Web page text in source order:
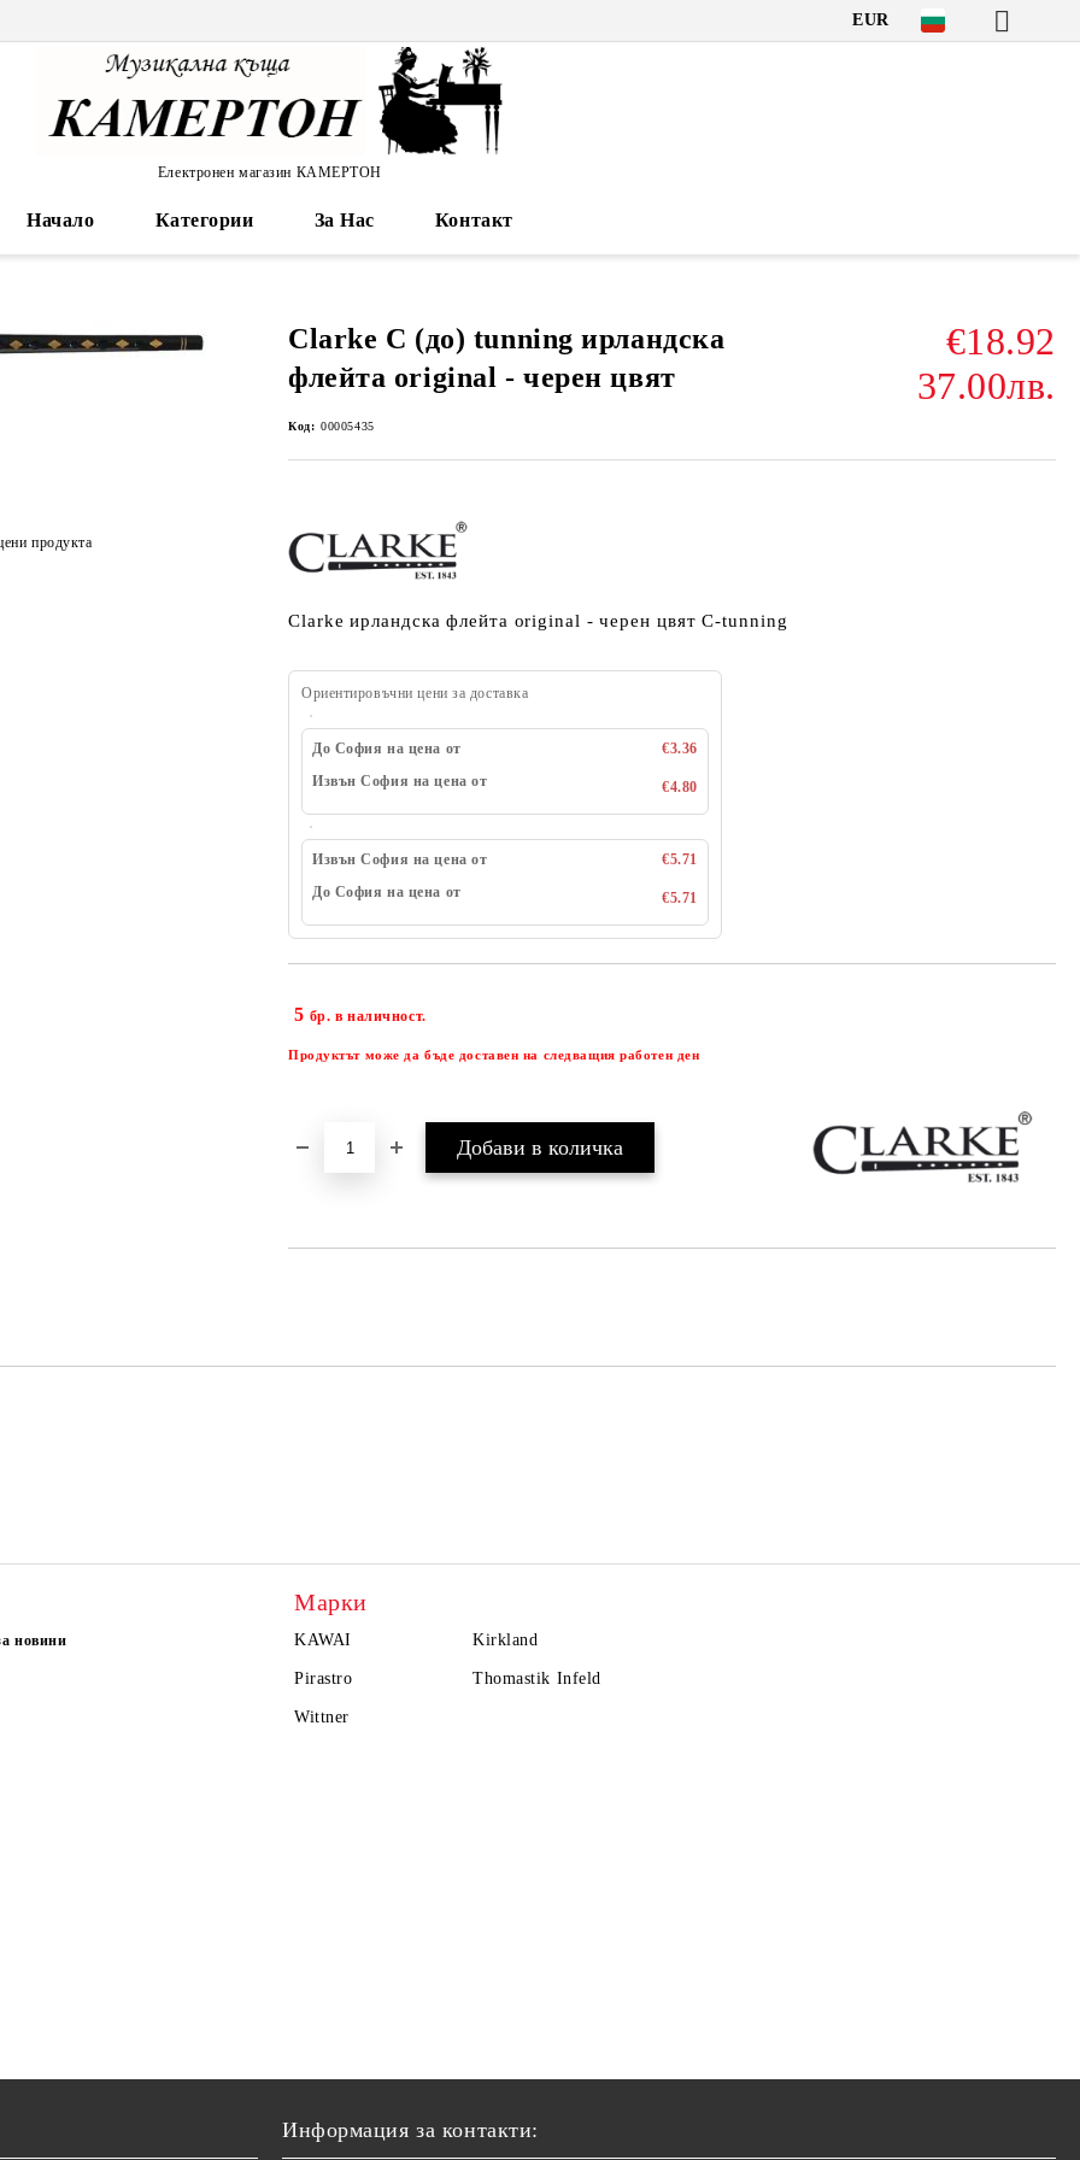
EUR
Електронен магазин КАМЕРТОН
Начало Категории За Нас Контакт
Clarke C (до) tunning ирландска
флейта original - черен цвят
€18.92
37.00лв.
Код: 00005435
Clarke ирландска флейта original - черен цвят C-tunning
Ориентировъчни цени за доставка
До София на цена от
€3.36
Извън София на цена от
€4.80
Извън София на цена от
€5.71
До София на цена от
€5.71
5 бр. в наличност.
Продуктът може да бъде доставен на следващия работен ден
продукта
новини
Марки
KAWAI Kirkland
Pirastro Thomastik Infeld
Wittner
Информация за контакти: